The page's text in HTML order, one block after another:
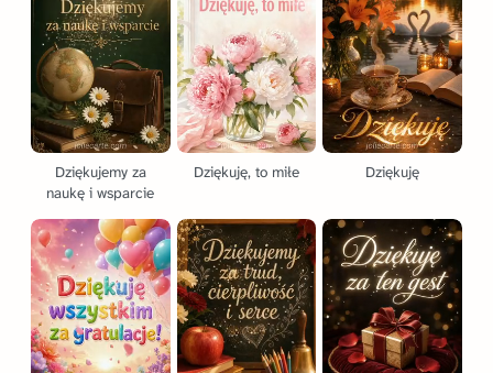
Dziękujemy za
naukę i wsparcie
Dziękuję, to miłe Dziękuję